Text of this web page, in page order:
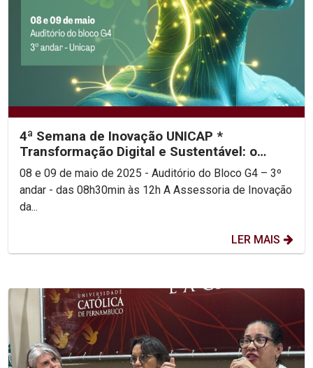
4ª Semana de Inovação UNICAP *
Transformação Digital e Sustentável: o
futuro de Pernambuco pela...
08 e 09 de maio de 2025 - Auditório do Bloco G4 – 3º
andar - das 08h30min às 12h A Assessoria de Inovação
da...
LER MAIS